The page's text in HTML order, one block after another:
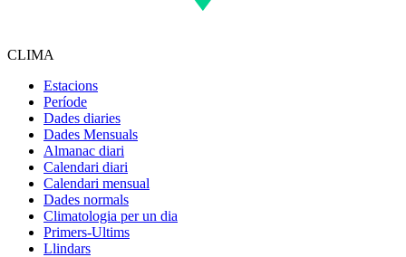
CLIMA
Estacions
Període
Dades diaries
Dades Mensuals
Almanac diari
Calendari diari
Calendari mensual
Dades normals
Climatologia per un dia
Primers-Ultims
Llindars